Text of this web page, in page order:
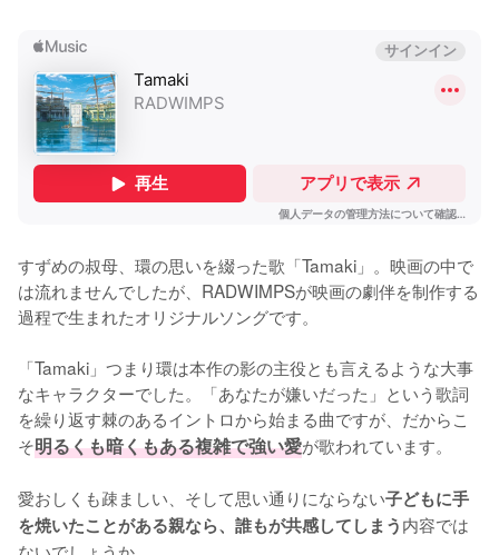
すずめの叔母、環の思いを綴った歌「Tamaki」。映画の中で
は流れませんでしたが、RADWIMPSが映画の劇伴を制作する
過程で生まれたオリジナルソングです。
「Tamaki」つまり環は本作の影の主役とも言えるような大事
なキャラクターでした。「あなたが嫌いだった」という歌詞
を繰り返す棘のあるイントロから始まる曲ですが、だからこ
そ明るくも暗くもある複雑で強い愛が歌われています。
愛おしくも疎ましい、そして思い通りにならない子どもに手
を焼いたことがある親なら、誰もが共感してしまう内容では